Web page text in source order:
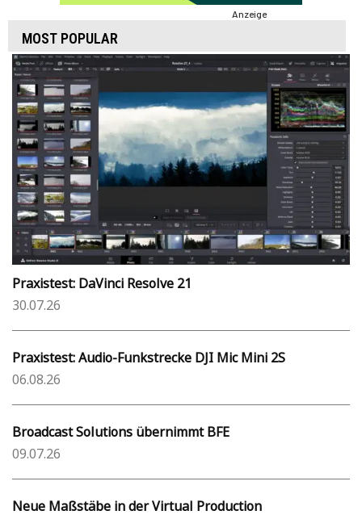
Anzeige
MOST POPULAR
Praxistest: DaVinci Resolve 21
30.07.26
Praxistest: Audio-Funkstrecke DJI Mic Mini 2S
06.08.26
Broadcast Solutions übernimmt BFE
09.07.26
Neue Maßstäbe in der Virtual Production